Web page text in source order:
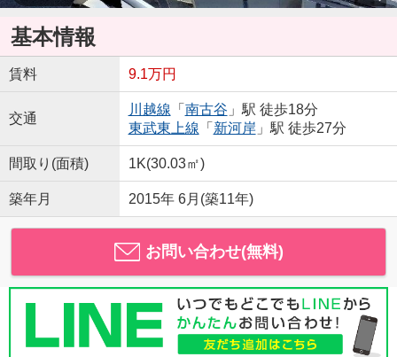
基本情報
賃料 9.1万円
交通
川越線 「 南古谷 」駅 徒歩18分
東武東上線 「 新河岸 」駅 徒歩27分
間取り(面積) 1K(30.03㎡)
築年月 2015年 6月(築11年)
お問い合わせ(無料)